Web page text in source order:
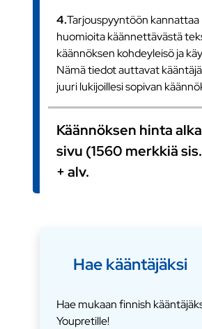
4.Tarjouspyyntöön kannattaa
huomioita käännettävästä
käännöksen kohdeyleisö ja
Nämä tiedot auttavat
juuri lukijoillesi sopivan
Käännöksen hinta
sivu (1560 merkkiä
+ alv.
Hae kääntäjäksi
Hae mukaan finnish
Youpretille!